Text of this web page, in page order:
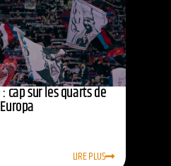
cap sur les quarts de
LIRE PLUS